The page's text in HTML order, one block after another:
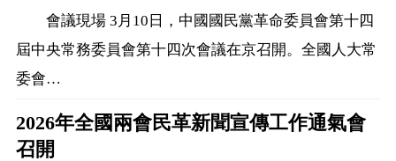
會議現場 3月10日，中國國民黨革命委員會第十四
屆中央常務委員會第十四次會議在京召開。全國人大常
委會…
2026年全國兩會民革新聞宣傳工作通氣會
召開